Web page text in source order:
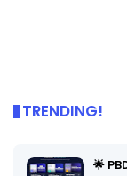
TRENDING!
🌟